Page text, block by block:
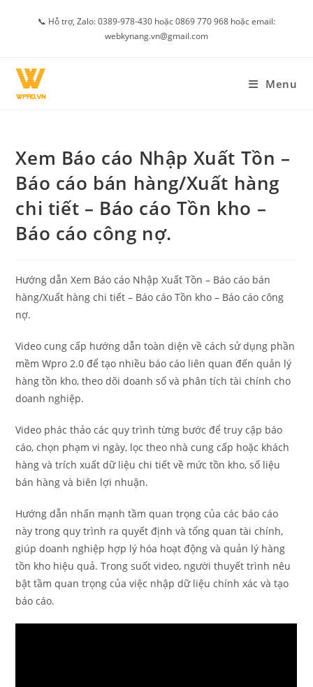
📞 Hỗ trợ, Zalo: 0389-978-430 hoặc 0869 770 968 hoặc email:
webkynang.vn@gmail.com
Menu
Xem Báo cáo Nhập Xuất Tồn –
Báo cáo bán hàng/Xuất hàng
chi tiết – Báo cáo Tồn kho –
Báo cáo công nợ.
Hướng dẫn Xem Báo cáo Nhập Xuất Tồn – Báo cáo bán
hàng/Xuất hàng chi tiết – Báo cáo Tồn kho – Báo cáo công
nợ.
Video cung cấp hướng dẫn toàn diện về cách sử dụng phần
mềm Wpro 2.0 để tạo nhiều báo cáo liên quan đến quản lý
hàng tồn kho, theo dõi doanh số và phân tích tài chính cho
doanh nghiệp.
Video phác thảo các quy trình từng bước để truy cập báo
cáo, chọn phạm vi ngày, lọc theo nhà cung cấp hoặc khách
hàng và trích xuất dữ liệu chi tiết về mức tồn kho, số liệu
bán hàng và biên lợi nhuận.
Hướng dẫn nhấn mạnh tầm quan trọng của các báo cáo
này trong quy trình ra quyết định và tổng quan tài chính,
giúp doanh nghiệp hợp lý hóa hoạt động và quản lý hàng
tồn kho hiệu quả. Trong suốt video, người thuyết trình nêu
bật tầm quan trọng của việc nhập dữ liệu chính xác và tạo
báo cáo.